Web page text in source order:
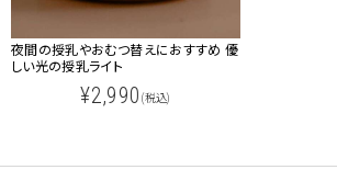
夜間の授乳やおむつ替えにおすすめ 優
しい光の授乳ライト
¥2,990 (税込)